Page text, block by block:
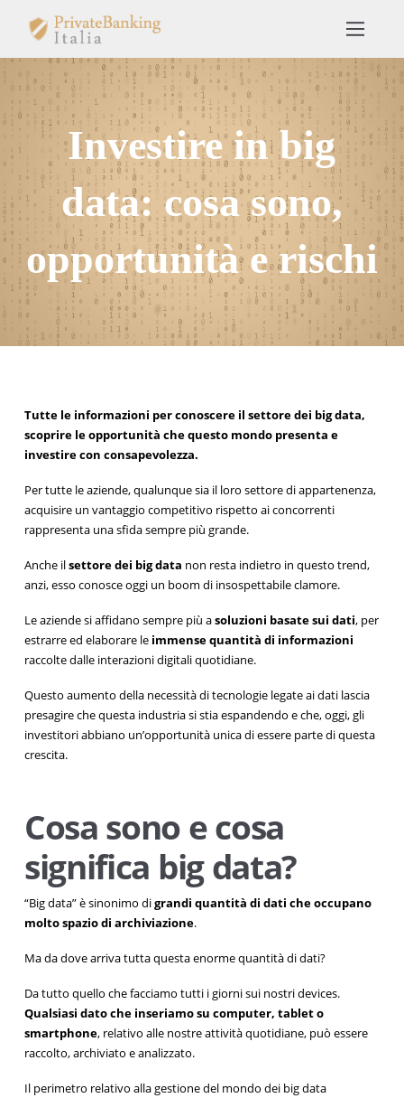
Investire in big
data: cosa sono,
opportunità e rischi
Tutte le informazioni per conoscere il settore dei big data,
scoprire le opportunità che questo mondo presenta e
investire con consapevolezza.
Per tutte le aziende, qualunque sia il loro settore di appartenenza,
acquisire un vantaggio competitivo rispetto ai concorrenti
rappresenta una sfida sempre più grande.
Anche ilsettore dei big data non resta indietro in questo trend,
anzi, esso conosce oggi un boom di insospettabile clamore.
Le aziende si affidano sempre più asoluzioni basate sui dati, per
estrarre ed elaborare le immense quantità di informazioni
raccolte dalle interazioni digitali quotidiane.
Questo aumento della necessità di tecnologie legate ai dati lascia
presagire che questa industria si stia espandendo e che, oggi, gli
investitori abbiano un’opportunità unica di essere parte di questa
crescita.
Cosa sono e cosa
significa big data?
“Big data” è sinonimo digrandi quantità di dati che occupano
molto spazio di archiviazione.
Ma da dove arriva tutta questa enorme quantità di dati?
Da tutto quello che facciamo tutti i giorni sui nostri devices.
Qualsiasi dato che inseriamo su computer, tablet o
smartphone, relativo alle nostre attività quotidiane, può essere
raccolto, archiviato e analizzato.
Il perimetro relativo alla gestione del mondo dei big data